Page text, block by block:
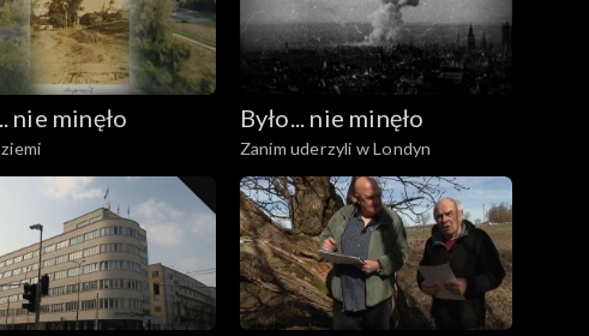
nie minęło Było... nie minęło
Zanim uderzyli w Londyn